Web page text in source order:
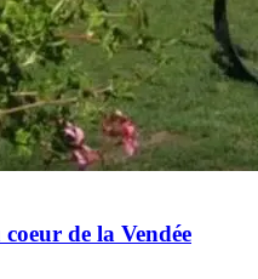
de la Vendée